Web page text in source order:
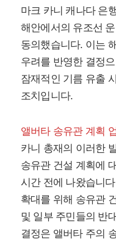
마크 카니 캐나다 은
해안에서의 유조선
동의했습니다. 이는
우려를 반영한 결정
잠재적인 기름 유출
조치입니다.
앨버타 송유관 계획
카니 총재의 이러한
송유관 건설 계획에
시간 전에 나왔습니
확대를 위해 송유관
및 일부 주민들의 반
결정은 앨버타 주의